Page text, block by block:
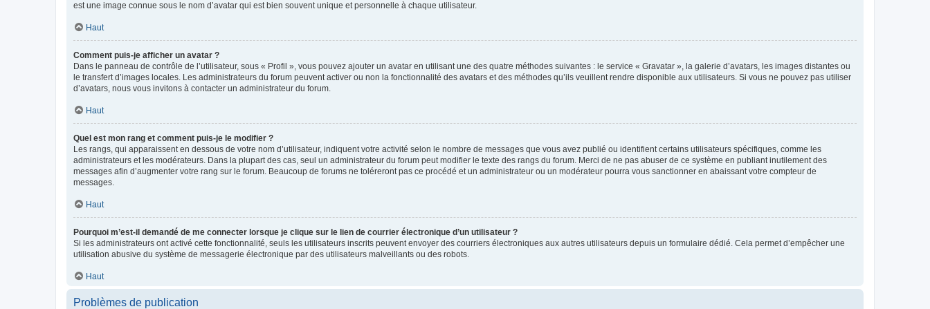
est une image connue sous le nom d’avatar qui est bien souvent unique et personnelle à chaque utilisateur.
Haut
Comment puis-je afficher un avatar ?
Dans le panneau de contrôle de l’utilisateur, sous « Profil », vous pouvez ajouter un avatar en utilisant une des quatre méthodes suivantes : le service « Gravatar », la galerie d’avatars, les images distantes ou
le transfert d’images locales. Les administrateurs du forum peuvent activer ou non la fonctionnalité des avatars et des méthodes qu’ils veuillent rendre disponible aux utilisateurs. Si vous ne pouvez pas utiliser
d’avatars, nous vous invitons à contacter un administrateur du forum.
Haut
Quel est mon rang et comment puis-je le modifier ?
Les rangs, qui apparaissent en dessous de votre nom d’utilisateur, indiquent votre activité selon le nombre de messages que vous avez publié ou identifient certains utilisateurs spécifiques, comme les
administrateurs et les modérateurs. Dans la plupart des cas, seul un administrateur du forum peut modifier le texte des rangs du forum. Merci de ne pas abuser de ce système en publiant inutilement des
messages afin d’augmenter votre rang sur le forum. Beaucoup de forums ne toléreront pas ce procédé et un administrateur ou un modérateur pourra vous sanctionner en abaissant votre compteur de
messages.
Haut
Pourquoi m’est-il demandé de me connecter lorsque je clique sur le lien de courrier électronique d’un utilisateur ?
Si les administrateurs ont activé cette fonctionnalité, seuls les utilisateurs inscrits peuvent envoyer des courriers électroniques aux autres utilisateurs depuis un formulaire dédié. Cela permet d’empêcher une
utilisation abusive du système de messagerie électronique par des utilisateurs malveillants ou des robots.
Haut
Problèmes de publication